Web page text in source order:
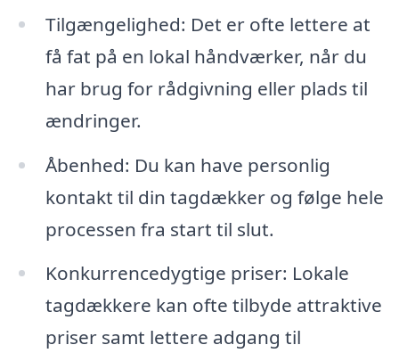
Tilgængelighed: Det er ofte lettere at
få fat på en lokal håndværker, når du
har brug for rådgivning eller plads til
ændringer.
Åbenhed: Du kan have personlig
kontakt til din tagdækker og følge hele
processen fra start til slut.
Konkurrencedygtige priser: Lokale
tagdækkere kan ofte tilbyde attraktive
priser samt lettere adgang til